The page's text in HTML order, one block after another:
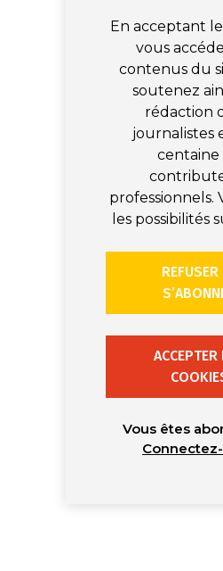
En acceptant
vous
contenus du
soutenez
rédaction
journalistes
centaine
professionnels.
les possibilités
REFUSER
ACCEPTER
Vous êtes